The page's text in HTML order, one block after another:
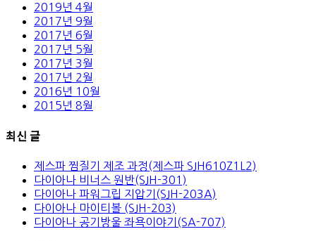
2019년 4월
2017년 9월
2017년 6월
2017년 5월
2017년 3월
2017년 2월
2016년 10월
2015년 8월
최신 글
제스파 찜질기 제조 과정(제스파 SJH610Z1L2)
다이아나 비너스 원반(SJH-301)
다이아나 파워그립 지압기(SJH-203A)
다이아나 마이티볼 (SJH-203)
다이아나 공기방울 좌욕이야기(SA-707)